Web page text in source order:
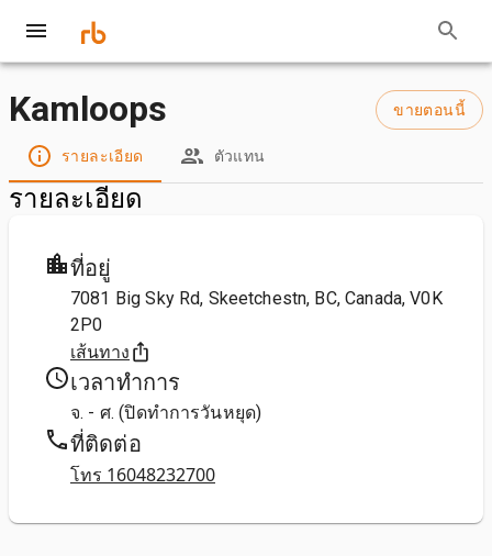
Kamloops ขายตอนนี้
รายละเอียด ตัวแทน
รายละเอียด
ที่อยู่
7081 Big Sky Rd, Skeetchestn, BC, Canada, V0K
2P0
เส้นทาง
เวลาทำการ
จ. - ศ. (ปิดทำการวันหยุด)
ที่ติดต่อ
โทร 16048232700